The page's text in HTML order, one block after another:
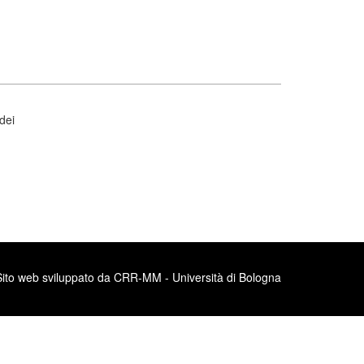
web sviluppato da CRR-MM - Università di Bologna